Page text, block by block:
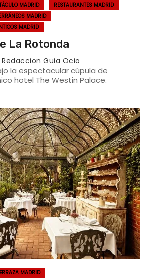
MADRID
RESTAURANTES MADRID
MADRID
MADRID
La Rotonda
Redaccion Guia Ocio
la espectacular cúpula de
hotel The Westin Palace.
MADRID